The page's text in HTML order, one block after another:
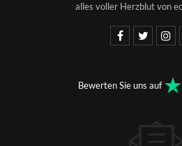
alles voller Herzblut von
Bewerten Sie uns auf